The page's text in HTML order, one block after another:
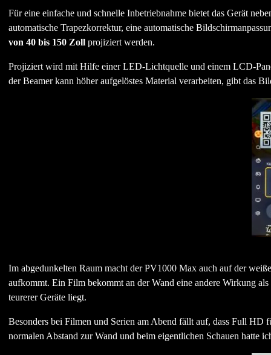
Für eine einfache und schnelle Inbetriebnahme bietet das Gerät
automatische Trapezkorrektur, eine automatische
von 40 bis 150 Zollprojiziert werden.
Projiziert wird mit Hilfe einer LED-Lichtquelle und einem LCD-
der Beamer kann höher aufgelöstes Material verarbeiten, gibt das
Im abgedunkelten Raum macht der PV1000 Max auch auf der
aufkommt. Ein Film bekommt an der Wand eine andere Wirkung
teurerer Geräte liegt.
Besonders bei Filmen und Serien am Abend fällt auf, dass Full HD
normalen Abstand zur Wand und beim eigentlichen Schauen hatte